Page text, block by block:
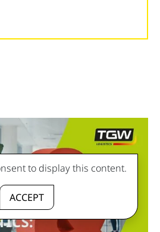
to display this content.
ACCEPT